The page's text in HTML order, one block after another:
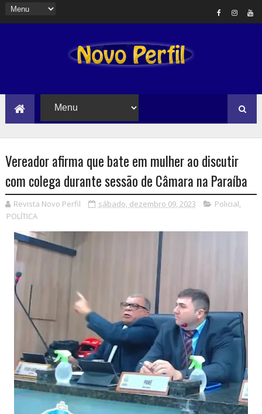
Vereador afirma que bate em mulher ao discutir
com colega durante sessão de Câmara na Paraíba
Revista Novo Perfil sábado, dezembro 09, 2023 Policial,
POLÍTICA